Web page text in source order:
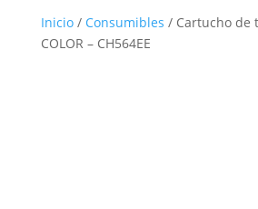
Inicio/ Consumibles / Cartucho de
COLOR – CH564EE